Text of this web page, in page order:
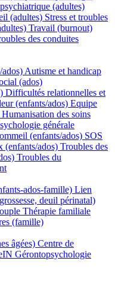
(adultes)
(adultes) Stress et troubles
Travail (burnout)
des conduites
Autisme et handicap
(ados)
Difficultés relationnelles et
(enfants/ados) Equipe
Humanisation des soins
générale
(enfants/ados) SOS
(enfants/ados) Troubles des
Troubles du
ados-famille) Lien
deuil périnatal)
Thérapie familiale
(famille)
âgées) Centre de
Gérontopsychologie